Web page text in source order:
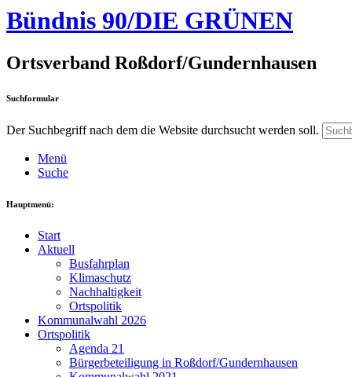
Bündnis 90/DIE GRÜNEN
Ortsverband Roßdorf/Gundernhausen
Suchformular
Der Suchbegriff nach dem die Website durchsucht werden soll.
Menü
Suche
Hauptmenü:
Start
Aktuell
Busfahrplan
Klimaschutz
Nachhaltigkeit
Ortspolitik
Kommunalwahl 2026
Ortspolitik
Agenda 21
Bürgerbeteiligung in Roßdorf/Gundernhausen